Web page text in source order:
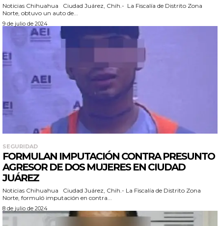
Noticias Chihuahua Ciudad Juárez, Chih.- La Fiscalía de Distrito Zona
Norte, obtuvo un auto de...
9 de julio de 2024
SEGURIDAD
FORMULAN IMPUTACIÓN CONTRA PRESUNTO
AGRESOR DE DOS MUJERES EN CIUDAD
JUÁREZ
Noticias Chihuahua Ciudad Juárez, Chih.- La Fiscalía de Distrito Zona
Norte, formuló imputación en contra...
8 de julio de 2024